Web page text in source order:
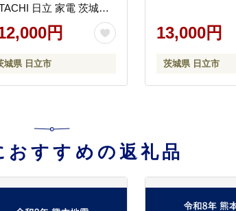
日立 家電 茨城県
円
城県 日立市
13,000円
茨城県 日立市
おすすめの返礼品